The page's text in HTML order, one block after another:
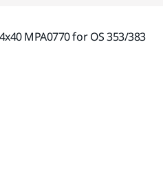
MPA0770 for OS 353/383